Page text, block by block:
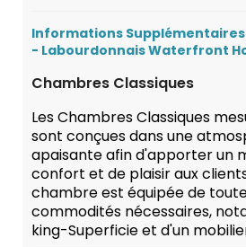
Informations
- Labourdonnais Waterfront
Chambres Classiques
Les Chambres Classiques
sont conçues dans une
apaisante afin d'apporter un
confort et de plaisir aux
chambre est équipée de
commodités nécessaires,
king-Superficie et d'un